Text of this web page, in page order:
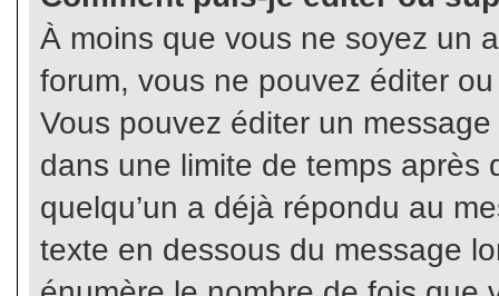
À moins que vous ne soyez un
forum, vous ne pouvez éditer
Vous pouvez éditer un
dans une limite de temps après
quelqu’un a déjà répondu au
texte en dessous du message